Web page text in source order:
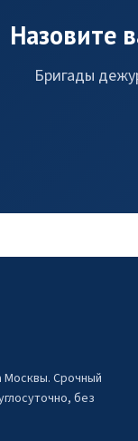
Назовите
Бригады
Москвы. Срочный
без